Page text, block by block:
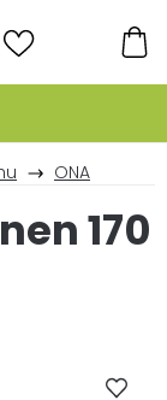
ONA
170